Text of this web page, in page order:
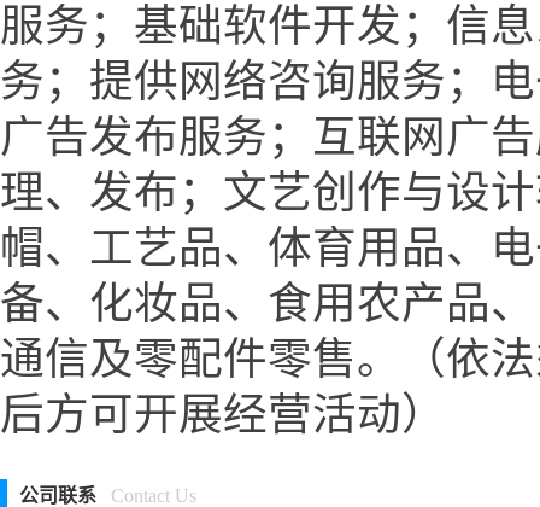
服务；基础软件开发；信
务；提供网络咨询服务；
广告发布服务；互联网广
理、发布；文艺创作与设
帽、工艺品、体育用品、
备、化妆品、食用农产品
通信及零配件零售。（依
后方可开展经营活动）
公司联系 Contact Us